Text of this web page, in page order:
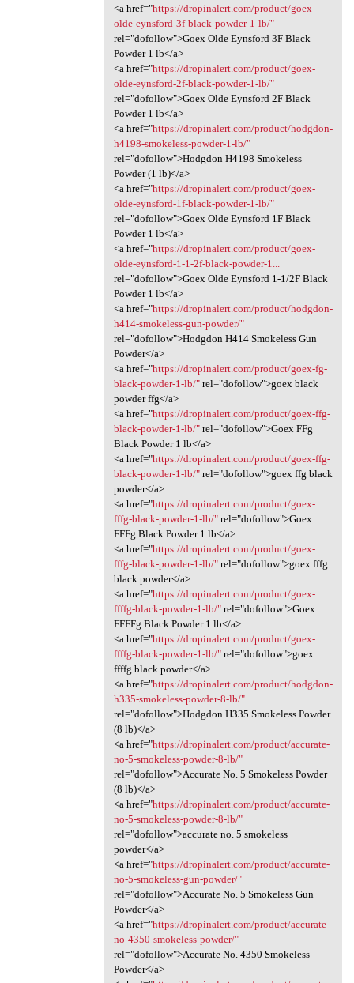
<a href="https://dropinalert.com/product/goex-
olde-eynsford-3f-black-powder-1-lb/"
rel="dofollow">Goex Olde Eynsford 3F Black
Powder 1 lb</a>
<a href="https://dropinalert.com/product/goex-
olde-eynsford-2f-black-powder-1-lb/"
rel="dofollow">Goex Olde Eynsford 2F Black
Powder 1 lb</a>
<a href="https://dropinalert.com/product/hodgdon-
h4198-smokeless-powder-1-lb/"
rel="dofollow">Hodgdon H4198 Smokeless
Powder (1 lb)</a>
<a href="https://dropinalert.com/product/goex-
olde-eynsford-1f-black-powder-1-lb/"
rel="dofollow">Goex Olde Eynsford 1F Black
Powder 1 lb</a>
<a href="https://dropinalert.com/product/goex-
olde-eynsford-1-1-2f-black-powder-1...
rel="dofollow">Goex Olde Eynsford 1-1/2F Black
Powder 1 lb</a>
<a href="https://dropinalert.com/product/hodgdon-
h414-smokeless-gun-powder/"
rel="dofollow">Hodgdon H414 Smokeless Gun
Powder</a>
<a href="https://dropinalert.com/product/goex-fg-
black-powder-1-lb/"rel="dofollow">goex black
powder ffg</a>
<a href="https://dropinalert.com/product/goex-ffg-
black-powder-1-lb/"rel="dofollow">Goex FFg
Black Powder 1 lb</a>
<a href="https://dropinalert.com/product/goex-ffg-
black-powder-1-lb/"rel="dofollow">goex ffg black
powder</a>
<a href="https://dropinalert.com/product/goex-
fffg-black-powder-1-lb/"rel="dofollow">Goex
FFFg Black Powder 1 lb</a>
<a href="https://dropinalert.com/product/goex-
fffg-black-powder-1-lb/"rel="dofollow">goex fffg
black powder</a>
<a href="https://dropinalert.com/product/goex-
ffffg-black-powder-1-lb/"rel="dofollow">Goex
FFFFg Black Powder 1 lb</a>
<a href="https://dropinalert.com/product/goex-
ffffg-black-powder-1-lb/"rel="dofollow">goex
ffffg black powder</a>
<a href="https://dropinalert.com/product/hodgdon-
h335-smokeless-powder-8-lb/"
rel="dofollow">Hodgdon H335 Smokeless Powder
(8 lb)</a>
<a href="https://dropinalert.com/product/accurate-
no-5-smokeless-powder-8-lb/"
rel="dofollow">Accurate No. 5 Smokeless Powder
(8 lb)</a>
<a href="https://dropinalert.com/product/accurate-
no-5-smokeless-powder-8-lb/"
rel="dofollow">accurate no. 5 smokeless
powder</a>
<a href="https://dropinalert.com/product/accurate-
no-5-smokeless-gun-powder/"
rel="dofollow">Accurate No. 5 Smokeless Gun
Powder</a>
<a href="https://dropinalert.com/product/accurate-
no-4350-smokeless-powder/"
rel="dofollow">Accurate No. 4350 Smokeless
Powder</a>